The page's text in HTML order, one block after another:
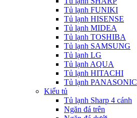
Tủ lạnh FUNIKI
Tủ lạnh HISENSE
Tủ lạnh MIDEA
Tủ lạnh TOSHIBA
Tủ lạnh SAMSUNG
Tủ lạnh LG
Tủ lạnh AQUA
Tủ lạnh HITACHI
Tủ lạnh PANASONIC
Kiểu tủ
Tủ lạnh Sharp 4 cánh
Ngăn đá trên